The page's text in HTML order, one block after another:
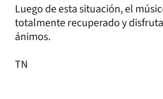
Luego de esta situación, el
totalmente recuperado y
ánimos.
TN